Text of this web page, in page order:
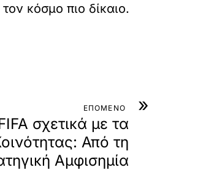
κόσμο πιο δίκαιο.
»
ΕΠΟΜΕΝΟ
σχετικά με τα
Από τη
Αμφισημία